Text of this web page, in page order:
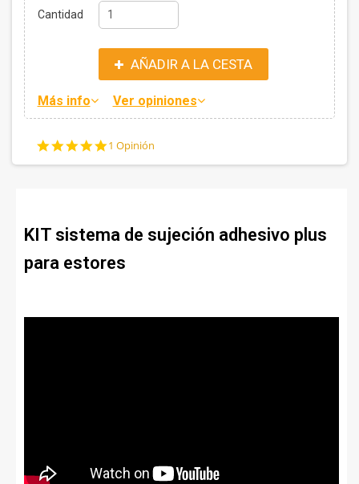
Cantidad
AÑADIR A LA CESTA
Más info Ver opiniones
5.0
1 Opinión
KIT sistema de sujeción adhesivo plus
para estores